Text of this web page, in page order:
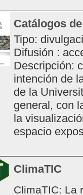
Catálogos
Tipo:
Difusión :
Descripción:
intención de
de la
general, con
la
espacio
ClimaTIC
ClimaTIC: La